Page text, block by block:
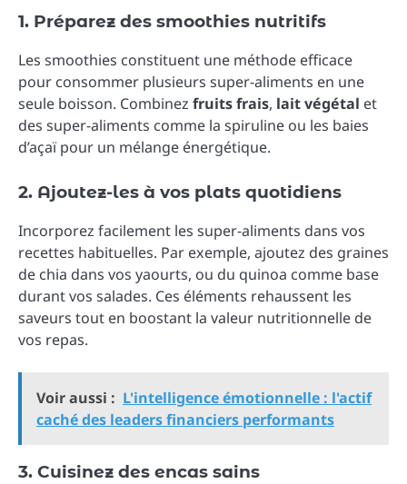
1. Préparez des smoothies nutritifs
Les smoothies constituent une méthode efficace
pour consommer plusieurs super-aliments en une
seule boisson. Combinez fruits frais, lait végétal et
des super-aliments comme la spiruline ou les baies
d’açaï pour un mélange énergétique.
2. Ajoutez-les à vos plats quotidiens
Incorporez facilement les super-aliments dans vos
recettes habituelles. Par exemple, ajoutez des graines
de chia dans vos yaourts, ou du quinoa comme base
durant vos salades. Ces éléments rehaussent les
saveurs tout en boostant la valeur nutritionnelle de
vos repas.
Voir aussi : L'intelligence émotionnelle : l'actif
caché des leaders financiers performants
3. Cuisinez des encas sains